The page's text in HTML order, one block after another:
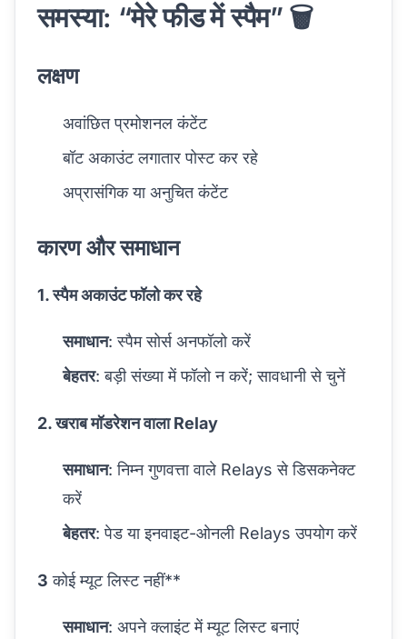
समस्या: “मेरे फीड में स्पैम” 🗑️
लक्षण
अवांछित प्रमोशनल कंटेंट
बॉट अकाउंट लगातार पोस्ट कर रहे
अप्रासंगिक या अनुचित कंटेंट
कारण और समाधान
1. स्पैम अकाउंट फॉलो कर रहे
समाधान: स्पैम सोर्स अनफॉलो करें
बेहतर: बड़ी संख्या में फॉलो न करें; सावधानी से चुनें
2. खराब मॉडरेशन वाला Relay
समाधान: निम्न गुणवत्ता वाले Relays से डिसकनेक्ट
करें
बेहतर: पेड या इनवाइट-ओनली Relays उपयोग करें
3 कोई म्यूट लिस्ट नहीं**
समाधान: अपने क्लाइंट में म्यूट लिस्ट बनाएं